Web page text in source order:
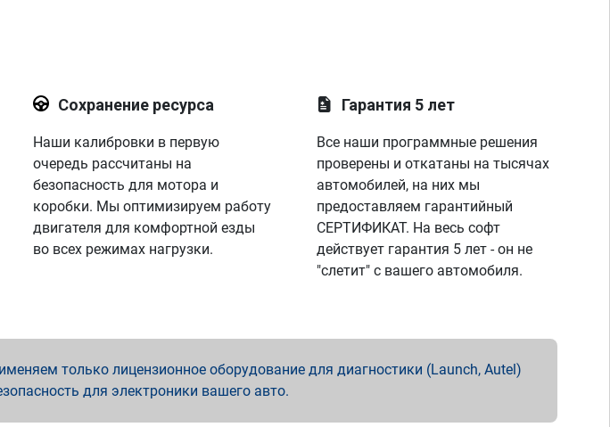
Сохранение ресурса
Наши калибровки в первую
очередь рассчитаны на
безопасность для мотора и
коробки. Мы оптимизируем работу
двигателя для комфортной езды
во всех режимах нагрузки.
Гарантия 5 лет
Все наши программные решения
проверены и откатаны на тысячах
автомобилей, на них мы
предоставляем гарантийный
СЕРТИФИКАТ. На весь софт
действует гарантия 5 лет - он не
"слетит" с вашего автомобиля.
только лицензионное оборудование для диагностики (Launch, Autel)
для электроники вашего авто.